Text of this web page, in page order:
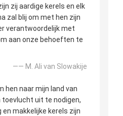
zij aardige kerels en elk
zal blij om met hen zijn
verantwoordelijk met
aan onze behoeften te
—— M. Ali van Slowakije
hen naar mijn land van
toevlucht uit te nodigen,
en makkelijke kerels zijn